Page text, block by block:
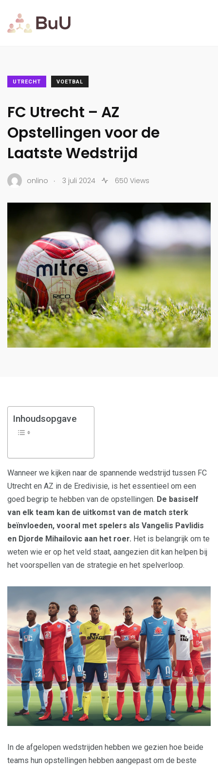
UTRECHT VOETBAL
FC Utrecht – AZ
Opstellingen voor de
Laatste Wedstrijd
onlino . 3 juli 2024 650 Views
Inhoudsopgave
Wanneer we kijken naar de spannende wedstrijd tussen FC
Utrecht en AZ in de Eredivisie, is het essentieel om een
goed begrip te hebben van de opstellingen. De basiself
van elk team kan de uitkomst van de match sterk
beïnvloeden, vooral met spelers als Vangelis Pavlidis
en Djorde Mihailovic aan het roer. Het is belangrijk om te
weten wie er op het veld staat, aangezien dit kan helpen bij
het voorspellen van de strategie en het spelverloop.
In de afgelopen wedstrijden hebben we gezien hoe beide
teams hun opstellingen hebben aangepast om de beste